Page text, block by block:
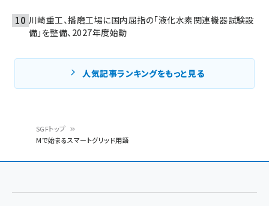
く
SGFトップ
Mで始まるスマートグリッド用語
川崎重工、播磨工場に国内屈指の「液化水素関連機器試験設
備」を整備、2027年度始動
人気記事ランキングをもっと見る